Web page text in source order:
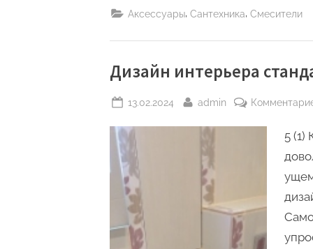
Аксессуары Сантехника Смесители
Дизайн интерьера
Posted
13.02.2024 By
admin
5 (1)